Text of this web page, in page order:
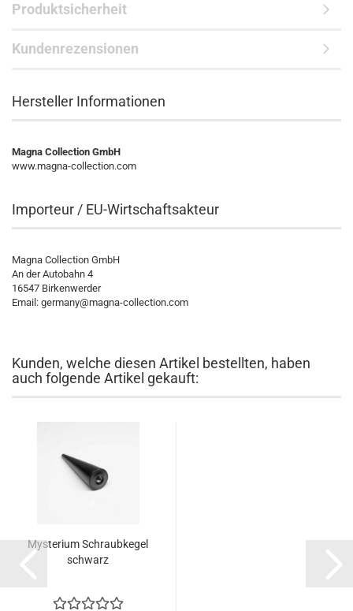
Produktsicherheit
Kundenrezensionen
Hersteller Informationen
Magna Collection GmbH
www.magna-collection.com
Importeur / EU-Wirtschaftsakteur
Magna Collection GmbH
An der Autobahn 4
16547 Birkenwerder
Email: germany@magna-collection.com
Kunden, welche diesen Artikel bestellten, haben
auch folgende Artikel gekauft:
Mysterium Schraubkegel
schwarz